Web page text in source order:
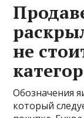
не
Обозначения
который